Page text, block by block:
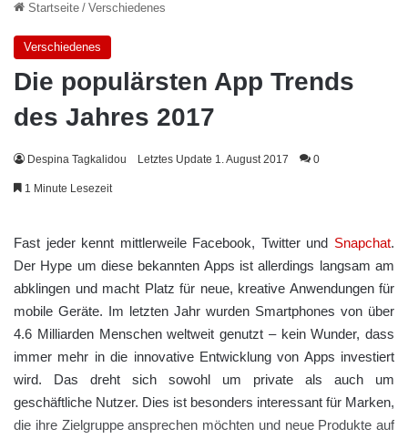
Startseite / Verschiedenes
Verschiedenes
Die populärsten App Trends
des Jahres 2017
Despina Tagkalidou Letztes Update 1. August 2017 0
1 Minute Lesezeit
Fast jeder kennt mittlerweile Facebook, Twitter und Snapchat.
Der Hype um diese bekannten Apps ist allerdings langsam am
abklingen und macht Platz für neue, kreative Anwendungen für
mobile Geräte. Im letzten Jahr wurden Smartphones von über
4.6 Milliarden Menschen weltweit genutzt – kein Wunder, dass
immer mehr in die innovative Entwicklung von Apps investiert
wird. Das dreht sich sowohl um private als auch um
geschäftliche Nutzer. Dies ist besonders interessant für Marken,
die ihre Zielgruppe ansprechen möchten und neue Produkte auf